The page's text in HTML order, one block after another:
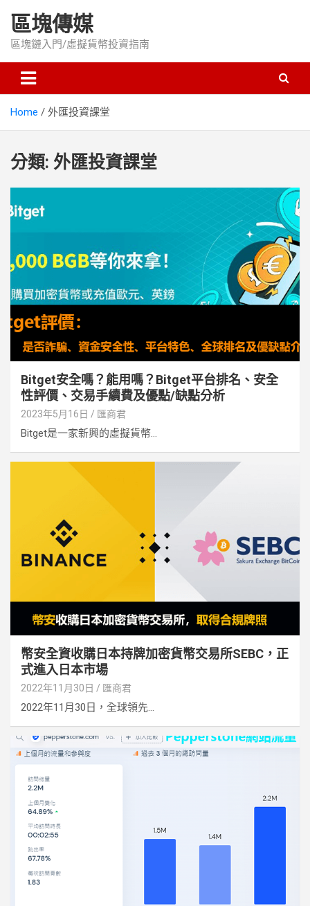
content
區塊傳媒
區塊鏈入門/虛擬貨幣投資指南
Home 外匯投資課堂
分類: 外匯投資課堂
Bitget安全嗎？能用嗎？Bitget平台排名、安全
性評價、交易手續費及優點/缺點分析
2023年5月16日 匯商君
Bitget是一家新興的虛擬貨幣...
幣安全資收購日本持牌加密貨幣交易所SEBC，正
式進入日本市場
2022年11月30日 匯商君
2022年11月30日，全球領先...